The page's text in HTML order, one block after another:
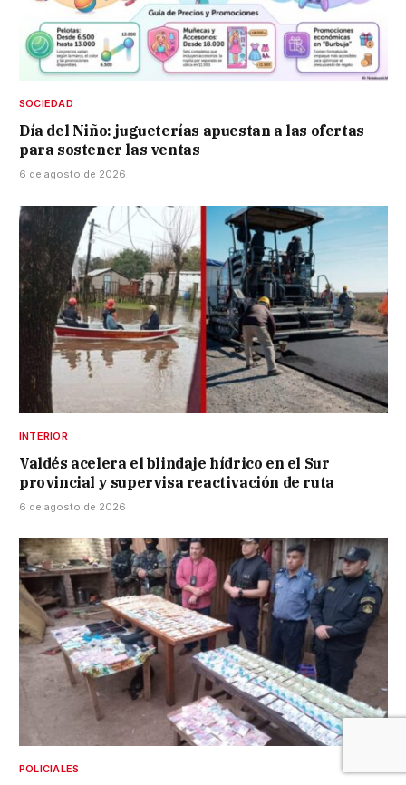
SOCIEDAD
Día del Niño: jugueterías apuestan a las ofertas
para sostener las ventas
6 de agosto de 2026
INTERIOR
Valdés acelera el blindaje hídrico en el Sur
provincial y supervisa reactivación de ruta
6 de agosto de 2026
POLICIALES